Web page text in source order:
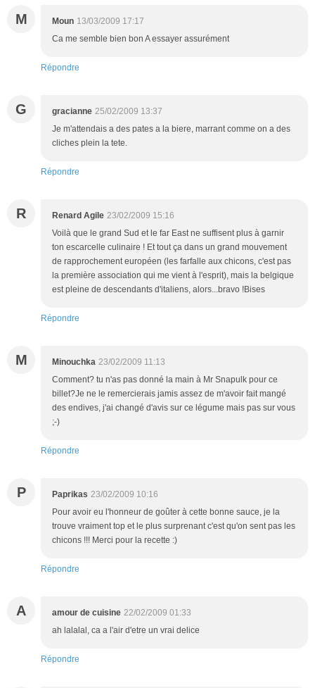
M Moun 13/03/2009 17:17
Ca me semble bien bon A essayer assurément
Répondre
G gracianne 25/02/2009 13:37
Je m'attendais a des pates a la biere, marrant comme on a des
cliches plein la tete.
Répondre
R Renard Agile 23/02/2009 15:16
Voilà que le grand Sud et le far East ne suffisent plus à garnir
ton escarcelle culinaire ! Et tout ça dans un grand mouvement
de rapprochement européen (les farfalle aux chicons, c'est pas
la première association qui me vient à l'esprit), mais la belgique
est pleine de descendants d'italiens, alors...bravo !Bises
Répondre
M Minouchka 23/02/2009 11:13
Comment? tu n'as pas donné la main à Mr Snapulk pour ce
billet?Je ne le remercierais jamis assez de m'avoir fait mangé
des endives, j'ai changé d'avis sur ce légume mais pas sur vous
;-)
Répondre
P Paprikas 23/02/2009 10:16
Pour avoir eu l'honneur de goûter à cette bonne sauce, je la
trouve vraiment top et le plus surprenant c'est qu'on sent pas les
chicons !!! Merci pour la recette :)
Répondre
A amour de cuisine 22/02/2009 01:33
ah lalalal, ca a l'air d'etre un vrai delice
Répondre